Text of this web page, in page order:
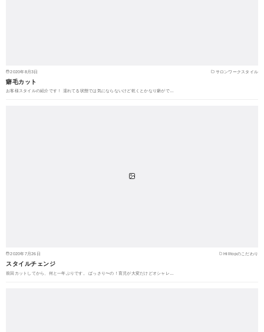
2020年8月3日 サロンワークスタイル
癖毛カット
お客様スタイルの紹介です！ 濡れてる状態では気にならないけど乾くとかなり癖がで…
2020年7月26日 Hilltopのこだわり
スタイルチェンジ
前回カットしてから、何と一年ぶりです。 ばっさり〜の！育児が大変だけどオシャレ…